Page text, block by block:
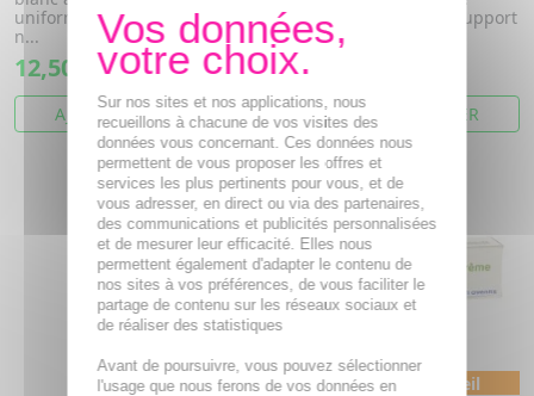
uniformément sur un support
n...
12,50€
AJOUTER AU PANIER
uniformément sur un support
n...
21,99€
AJOUTER AU PANIER
Médicament conseil
Sur nos sites et nos applications, nous
recueillons à chacune de vos visites des
données vous concernant. Ces données nous
permettent de vous proposer les offres et
services les plus pertinents pour vous, et de
vous adresser, en direct ou via des partenaires,
des communications et publicités personnalisées
et de mesurer leur efficacité. Elles nous
permettent également d'adapter le contenu de
nos sites à vos préférences, de vous faciliter le
partage de contenu sur les réseaux sociaux et
de réaliser des statistiques
Avant de poursuivre, vous pouvez sélectionner
l'usage que nous ferons de vos données en